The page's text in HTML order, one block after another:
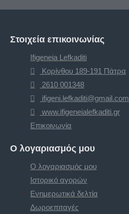
Στοιχεία επικοινωνίας
Ifigeneia Lefkaditi
Κορίνθου 189-191 Πάτρα
2610 001348
ifigeni.lefkaditi@gmail.com
www.ifigeneialefkaditi.gr
Επικοινωνία
Ο λογαριασμός μου
Ο λογαριασμός μου
Ιστορικό αγορών
Ενημερωτικά δελτία
Δωροεπιταγές